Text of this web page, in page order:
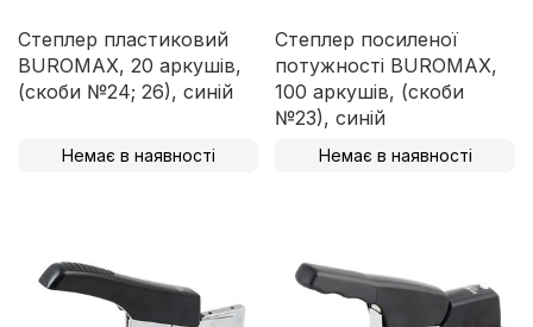
Степлер пластиковий
BUROMAX, 20 аркушів,
(скоби №24; 26), синій
Немає в наявності
Степлер посиленої
потужності BUROMAX,
100 аркушів, (скоби
№23), синій
Немає в наявності